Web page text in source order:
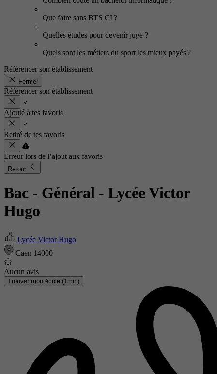
Que faire sans BTS CI ?
Quelles études pour devenir juge ?
Quels sont les métiers du sport les mieux payés ?
Référencer son établissement
Fermer
Référencer son établissement
Ajouté à tes favoris
Retiré de tes favoris
Erreur lors de l’ajout aux favoris
Retour
Bac - Général - Lycée Victor
Hugo
Lycée Victor Hugo
Caen 14000
Aucun avis
Trouver mon école (1min)